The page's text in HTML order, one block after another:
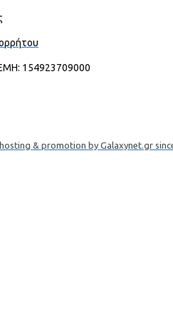
154923709000
& promotion by Galaxynet.gr